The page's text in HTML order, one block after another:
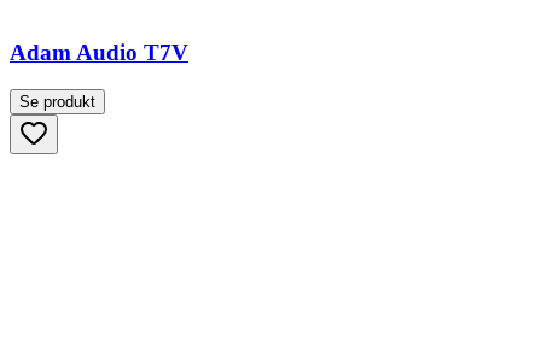
Adam Audio T7V
Se produkt